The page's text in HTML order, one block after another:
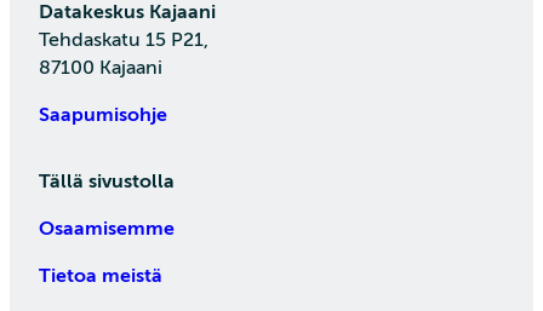
Datakeskus Kajaani
Tehdaskatu 15 P21,
87100 Kajaani
Saapumisohje
Tällä sivustolla
Osaamisemme
Tietoa meistä